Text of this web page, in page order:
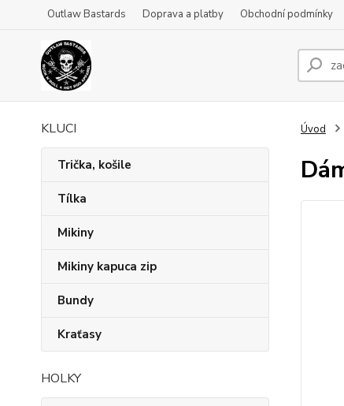
Outlaw Bastards Doprava a platby Obchodní podmínky
KLUCI
Trička, košile
Tílka
Mikiny
Mikiny kapuca zip
Bundy
Kraťasy
HOLKY
Úvod